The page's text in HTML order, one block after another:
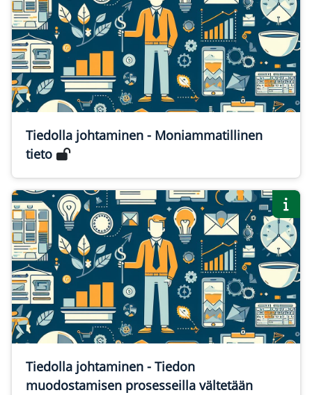
Tiedolla johtaminen - Moniammatillinen
tieto
Tiedolla johtaminen - Tiedon
muodostamisen prosesseilla vältetään